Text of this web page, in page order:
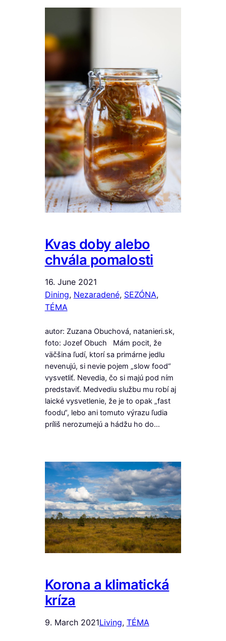
Kvas doby alebo
chvála pomalosti
16. June 2021
Dining, Nezaradené, SEZÓNA ,
TÉMA
autor: Zuzana Obuchová, natanieri.sk,
foto: Jozef Obuch Mám pocit, že
väčšina ľudí, ktorí sa primárne jedlu
nevenujú, si nevie pojem „slow food“
vysvetliť. Nevedia, čo si majú pod ním
predstaviť. Medvediu službu mu robí aj
laické vysvetlenie, že je to opak „fast
foodu“, lebo ani tomuto výrazu ľudia
príliš nerozumejú a hádžu ho do…
Korona a klimatická
kríza
9. March 2021Living, TÉMA